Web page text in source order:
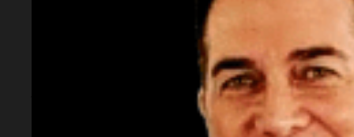
La inflación en CABA
se aceleró al 2,9% en
julio y acumula
19,4% en lo que va